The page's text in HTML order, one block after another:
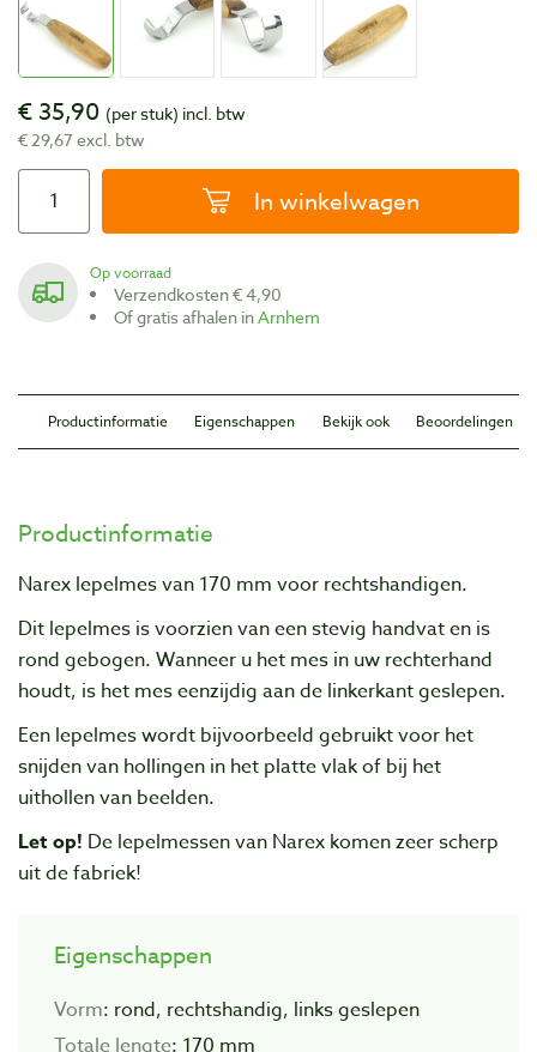
€ 35,90 (per stuk) incl. btw
€ 29,67 excl. btw
In winkelwagen
Op voorraad
Verzendkosten € 4,90
Of gratis afhalen inArnhem
Productinformatie Eigenschappen Bekijk ook Beoordelingen
Productinformatie
Narex lepelmes van 170 mm voor rechtshandigen.
Dit lepelmes is voorzien van een stevig handvat en is
rond gebogen. Wanneer u het mes in uw rechterhand
houdt, is het mes eenzijdig aan de linkerkant geslepen.
Een lepelmes wordt bijvoorbeeld gebruikt voor het
snijden van hollingen in het platte vlak of bij het
uithollen van beelden.
Let op! De lepelmessen van Narex komen zeer scherp
uit de fabriek!
Eigenschappen
Vorm: rond, rechtshandig, links geslepen